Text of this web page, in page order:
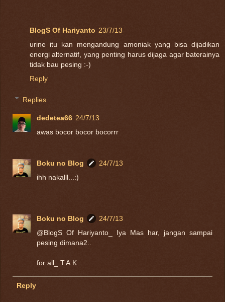
BlogS Of Hariyanto 23/7/13
urine itu kan mengandung amoniak yang bisa dijadikan
energi alternatif, yang penting harus dijaga agar baterainya
tidak bau pesing :-)
Reply
Replies
dedetea66 24/7/13
awas bocor bocor bocorrr
Boku no Blog
24/7/13
ihh nakalll...:)
Boku no Blog
24/7/13
@BlogS Of Hariyanto_ Iya Mas har, jangan sampai
pesing dimana2..
for all_ T.A.K
Reply